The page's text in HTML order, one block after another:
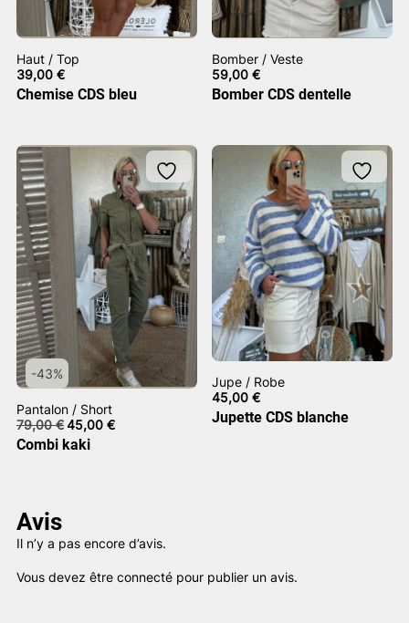
Haut / Top
39,00 €
Chemise CDS bleu
Bomber / Veste
59,00€
Bomber CDS dentelle
-43%
Pantalon / Short
79,00€Le
prix
initial
45,00 €Le
Combi kaki
Jupe / Robe
45,00€
Jupette CDS blanche
Avis
Il n’y a pas encore d’avis.
Vous devez être connecté pour publier un avis.